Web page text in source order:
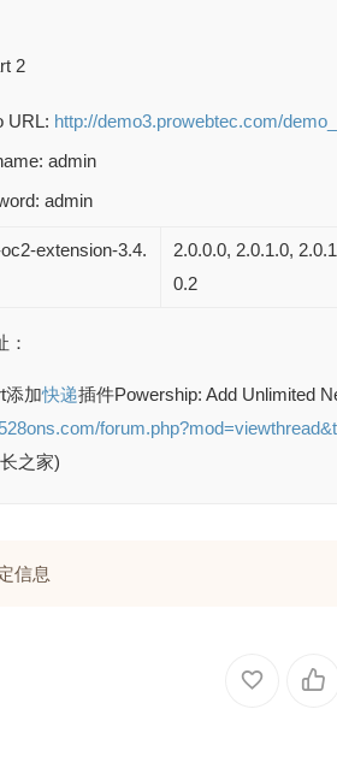
2
URL: http://demo3.prowebtec.com/
admin
admin
extension-3.4.
2.0.0.0, 2.0.1.0,
0.2
：
添加快递插件Powership: Add Unlimited
之家)
信息